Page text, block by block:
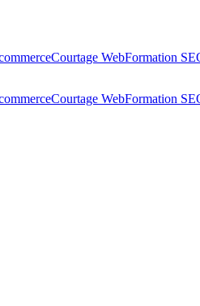
Courtage WebFormation
Courtage WebFormation